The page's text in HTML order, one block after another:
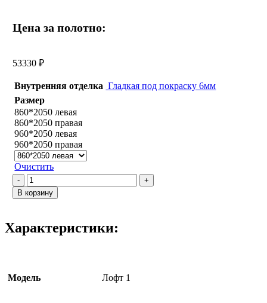
Цена за полотно:
53330₽
Внутренняя отделка Гладкая под покраску 6мм
Размер
860*2050 левая
860*2050 правая
960*2050 левая
960*2050 правая
Очистить
Количество
товара
Лофт
Панель
В корзину
Характеристики:
Модель Лофт 1